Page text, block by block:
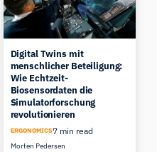
Digital Twins mit
menschlicher Beteiligung:
Wie Echtzeit-
Biosensordaten die
Simulatorforschung
revolutionieren
ERGONOMICS7 min read
Morten Pedersen